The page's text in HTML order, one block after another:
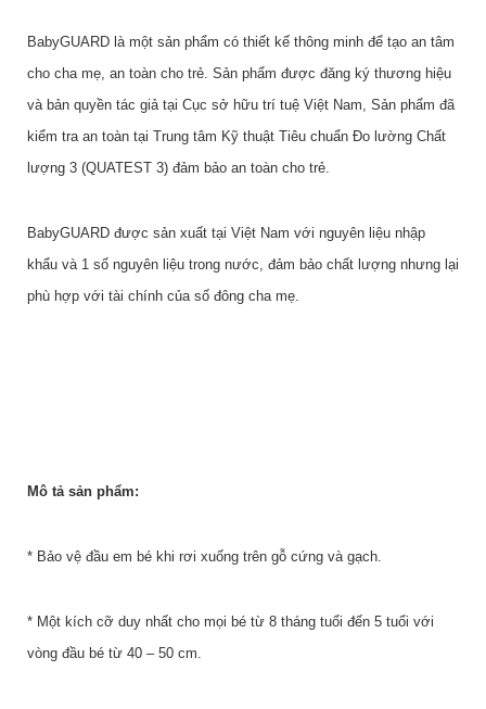
BabyGUARD là một sản phẩm có thiết kế thông minh để tạo an tâm
cho cha mẹ, an toàn cho trẻ. Sản phẩm được đăng ký thương hiệu
và bản quyền tác giả tại Cục sở hữu trí tuệ Việt Nam, Sản phẩm đã
kiểm tra an toàn tại Trung tâm Kỹ thuật Tiêu chuẩn Đo lường Chất
lượng 3 (QUATEST 3) đảm bảo an toàn cho trẻ.
BabyGUARD được sản xuất tại Việt Nam với nguyên liệu nhập
khẩu và 1 số nguyên liệu trong nước, đảm bảo chất lượng nhưng lại
phù hợp với tài chính của số đông cha mẹ.
Mô tả sản phẩm:
* Bảo vệ đầu em bé khi rơi xuống trên gỗ cứng và gạch.
* Một kích cỡ duy nhất cho mọi bé từ 8 tháng tuổi đến 5 tuổi với
vòng đầu bé từ 40 – 50 cm.